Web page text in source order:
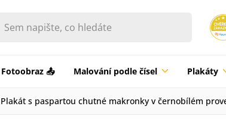
Fotoobraz 📤 Malování podle čísel Plakáty
Plakát s paspartou chutné makronky v černobílém